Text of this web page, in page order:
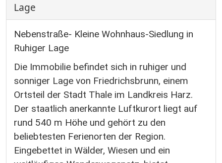
Lage
Nebenstraße- Kleine Wohnhaus-Siedlung in
Ruhiger Lage
Die Immobilie befindet sich in ruhiger und
sonniger Lage von Friedrichsbrunn, einem
Ortsteil der Stadt Thale im Landkreis Harz.
Der staatlich anerkannte Luftkurort liegt auf
rund 540 m Höhe und gehört zu den
beliebtesten Ferienorten der Region.
Eingebettet in Wälder, Wiesen und ein